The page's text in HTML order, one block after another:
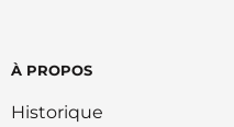
À PROPOS
Historique